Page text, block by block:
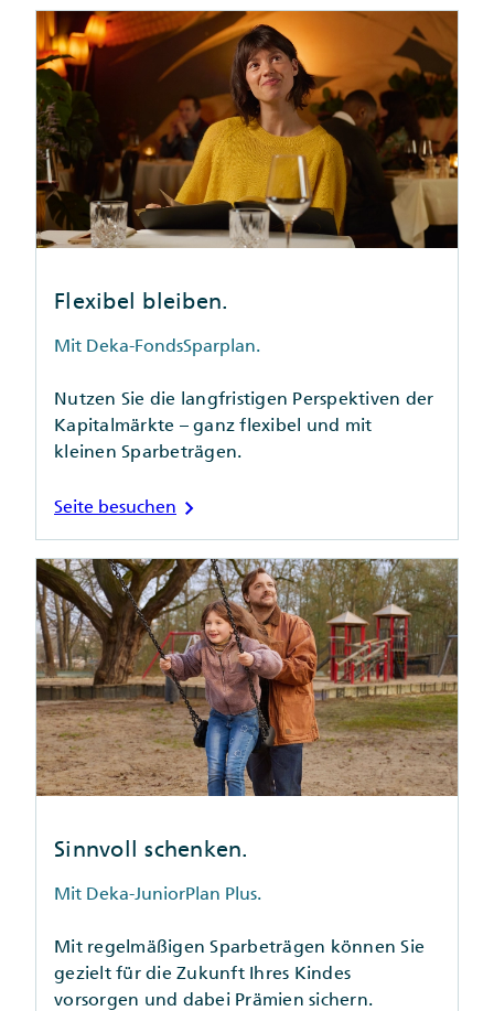
Flexibel bleiben.
Mit Deka-FondsSparplan.
Nutzen Sie die langfristigen Perspektiven der
Kapitalmärkte – ganz flexibel und mit
kleinen Sparbeträgen.
Seite besuchen chevron_right
Sinnvoll schenken.
Mit Deka-JuniorPlan Plus.
Mit regelmäßigen Sparbeträgen können Sie
gezielt für die Zukunft Ihres Kindes
vorsorgen und dabei Prämien sichern.